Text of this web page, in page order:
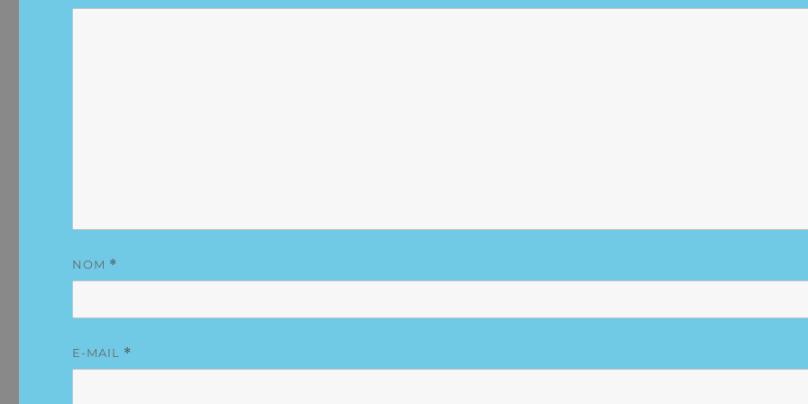
NOM *
E-MAIL *